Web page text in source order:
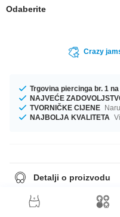
Odaberite
Crazy
Trgovina piercinga br. 1
NAJVEĆE
TVORNIČKE CIJENE
NAJBOLJA KVALITETA
Detalji o proizvodu
In stock with gauges of 1.2 mm
mm up to 8 mm. We have